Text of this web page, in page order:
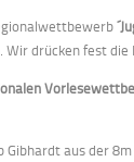
Wir drücken fest
Gibhardt aus der